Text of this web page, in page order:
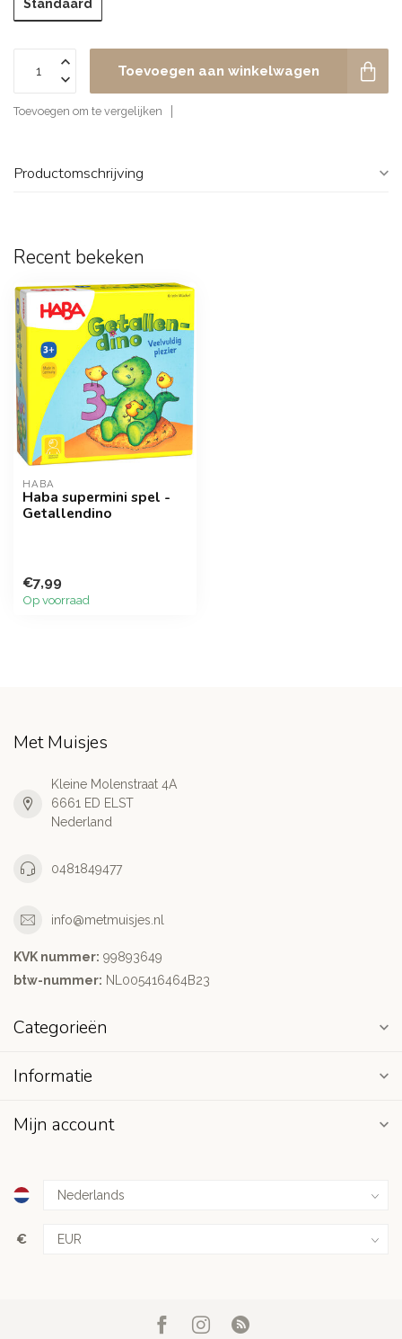
Standaard
Toevoegen aan winkelwagen
Toevoegen om te vergelijken
Productomschrijving
Recent bekeken
HABA
Haba supermini spel -
Getallendino
€7,99
Op voorraad
Met Muisjes
Kleine Molenstraat 4A
6661 ED ELST
Nederland
0481849477
info@metmuisjes.nl
KVK nummer: 99893649
btw-nummer: NL005416464B23
Categorieën
Informatie
Mijn account
€